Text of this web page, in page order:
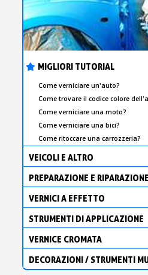
MIGLIORI TUTORIAL
Come verniciare un'auto?
Come trovare il codice colore
Come verniciare una moto?
Come verniciare una bici?
Come ritoccare una carrozzeria?
VEICOLI E ALTRO
PREPARAZIONE E
VERNICI A EFFETTO
STRUMENTI DI APPLICAZIONE
VERNICE CROMATA
DECORAZIONI / STRUMENTI